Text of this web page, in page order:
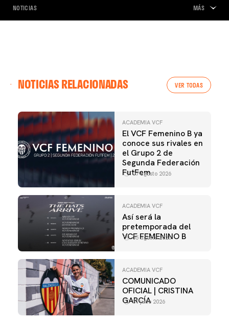
NOTICIAS MÁS
NOTICIAS RELACIONADAS VER TODAS
ACADEMIA VCF
El VCF Femenino B ya
conoce sus rivales en
el Grupo 2 de
Segunda Federación
FutFem
07 agosto 2026
ACADEMIA VCF
Así será la
pretemporada del
VCF FEMENINO B
05 agosto 2026
ACADEMIA VCF
COMUNICADO
OFICIAL | CRISTINA
GARCÍA
31 julio 2026